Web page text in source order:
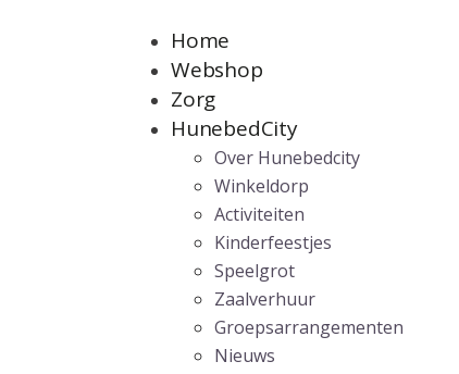
Home
Webshop
Zorg
HunebedCity
Over Hunebedcity
Winkeldorp
Activiteiten
Kinderfeestjes
Speelgrot
Zaalverhuur
Groepsarrangementen
Nieuws